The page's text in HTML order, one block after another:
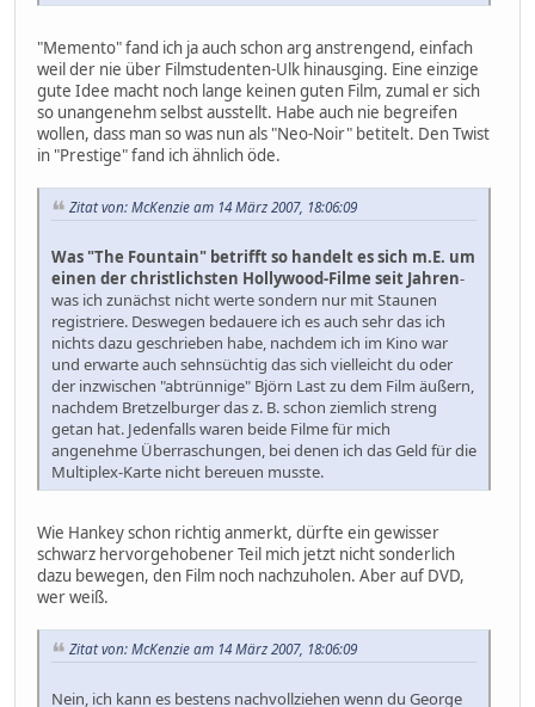
"Memento" fand ich ja auch schon arg anstrengend, einfach
weil der nie über Filmstudenten-Ulk hinausging. Eine einzige
gute Idee macht noch lange keinen guten Film, zumal er sich
so unangenehm selbst ausstellt. Habe auch nie begreifen
wollen, dass man so was nun als "Neo-Noir" betitelt. Den Twist
in "Prestige" fand ich ähnlich öde.
Zitat von: McKenzie am 14 März 2007, 18:06:09
Was "The Fountain" betrifft so handelt es sich m.E. um
einen der christlichsten Hollywood-Filme seit Jahren-
was ich zunächst nicht werte sondern nur mit Staunen
registriere. Deswegen bedauere ich es auch sehr das ich
nichts dazu geschrieben habe, nachdem ich im Kino war
und erwarte auch sehnsüchtig das sich vielleicht du oder
der inzwischen "abtrünnige" Björn Last zu dem Film äußern,
nachdem Bretzelburger das z. B. schon ziemlich streng
getan hat. Jedenfalls waren beide Filme für mich
angenehme Überraschungen, bei denen ich das Geld für die
Multiplex-Karte nicht bereuen musste.
Wie Hankey schon richtig anmerkt, dürfte ein gewisser
schwarz hervorgehobener Teil mich jetzt nicht sonderlich
dazu bewegen, den Film noch nachzuholen. Aber auf DVD,
wer weiß.
Zitat von: McKenzie am 14 März 2007, 18:06:09
Nein, ich kann es bestens nachvollziehen wenn du George